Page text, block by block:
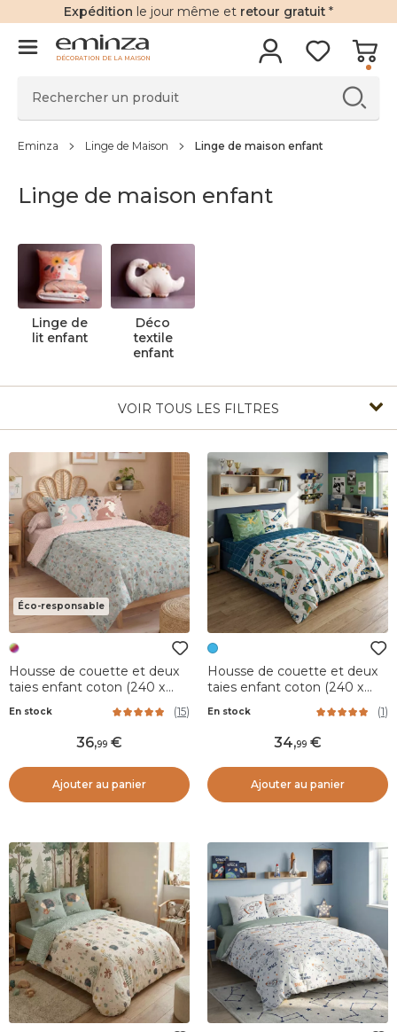
Expédition le jour même et retour gratuit *
DÉCORATION DE LA MAISON
Eminza Linge de Maison Linge de maison enfant
Linge de maison enfant
Linge de
lit enfant
Déco
textile
enfant
VOIR TOUS LES FILTRES
Éco-responsable
Housse de couette et deux
taies enfant coton (240 x
220 cm) Tamia Multicolore
En stock (15)
36,99
Ajouter au panier
Housse de couette et deux
taies enfant coton (240 x
En stock (1)
34,99
Ajouter au panier